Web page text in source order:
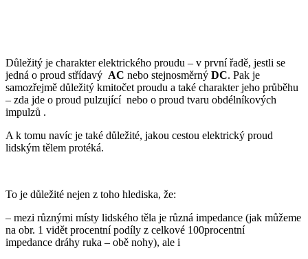
Důležitý je charakter elektrického proudu – v první řadě, jestli se
jedná o proud střídavý AC nebo stejnosměrný DC. Pak je
samozřejmě důležitý kmitočet proudu a také charakter jeho průběhu
– zda jde o proud pulzující nebo o proud tvaru obdélníkových
impulzů .
A k tomu navíc je také důležité, jakou cestou elektrický proud
lidským tělem protéká.
To je důležité nejen z toho hlediska, že:
– mezi různými místy lidského těla je různá impedance (jak můžeme
na obr. 1 vidět procentní podíly z celkové 100procentní
impedance dráhy ruka – obě nohy), ale i